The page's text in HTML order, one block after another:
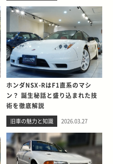
ホンダNSX-RはF1直系のマシ
ン？ 誕生秘話と盛り込まれた技
術を徹底解説
旧車の魅力と知識 2026.03.27